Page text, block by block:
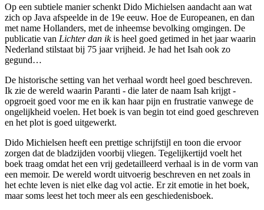
Op een subtiele manier schenkt Dido Michielsen aandacht aan wat
zich op Java afspeelde in de 19e eeuw. Hoe de Europeanen, en dan
met name Hollanders, met de inheemse bevolking omgingen. De
publicatie van Lichter dan ikis heel goed getimed in het jaar waarin
Nederland stilstaat bij 75 jaar vrijheid. Je had het Isah ook zo
gegund…
De historische setting van het verhaal wordt heel goed beschreven.
Ik zie de wereld waarin Paranti - die later de naam Isah krijgt -
opgroeit goed voor me en ik kan haar pijn en frustratie vanwege de
ongelijkheid voelen. Het boek is van begin tot eind goed geschreven
en het plot is goed uitgewerkt.
Dido Michielsen heeft een prettige schrijfstijl en toon die ervoor
zorgen dat de bladzijden voorbij vliegen. Tegelijkertijd voelt het
boek traag omdat het een vrij gedetailleerd verhaal is in de vorm van
een memoir. De wereld wordt uitvoerig beschreven en net zoals in
het echte leven is niet elke dag vol actie. Er zit emotie in het boek,
maar soms leest het toch meer als een geschiedenisboek.